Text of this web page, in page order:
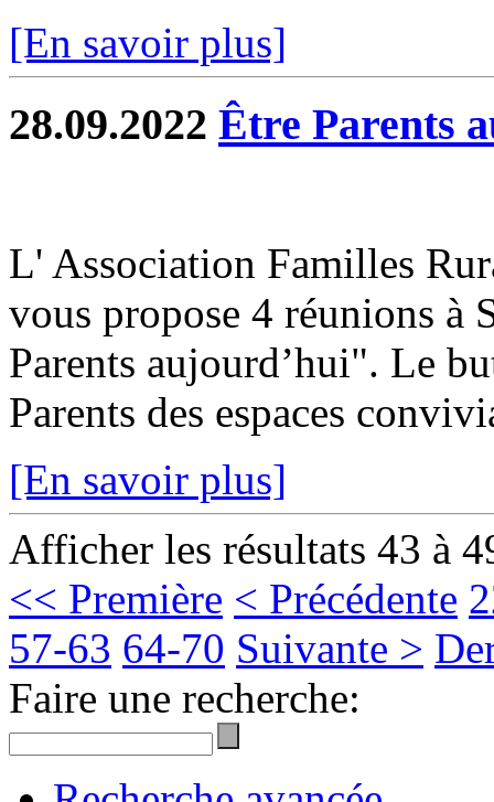
[En savoir plus]
28.09.2022 Être Parents
L' Association Familles
vous propose 4 réunions à
Parents aujourd’hui". Le
Parents des espaces
[En savoir plus]
Afficher les résultats 43 à
<< Première < Précédente
57-63 64-70 Suivante >
Faire une recherche: